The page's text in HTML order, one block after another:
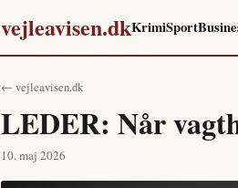
vejleavisen.dkKrimiSport
← vejleavisen.dk
LEDER: Når
10. maj 2026